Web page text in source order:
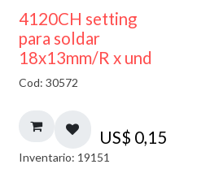
4120CH setting
para soldar
18x13mm/R x und
Cod: 30572
US$ 0,15
Inventario: 19151